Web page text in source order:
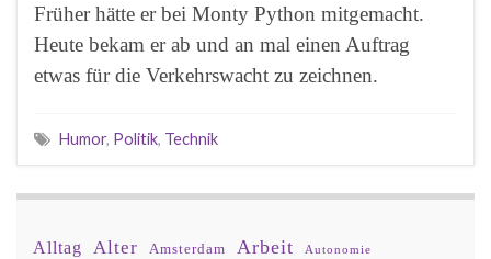
Früher hätte er bei Monty Python mitgemacht.
Heute bekam er ab und an mal einen Auftrag
etwas für die Verkehrswacht zu zeichnen.
Humor, Politik, Technik
Alltag Alter Amsterdam Arbeit Autonomie